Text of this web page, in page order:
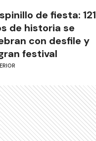
de fiesta: 121
de historia se
con desfile y
festival